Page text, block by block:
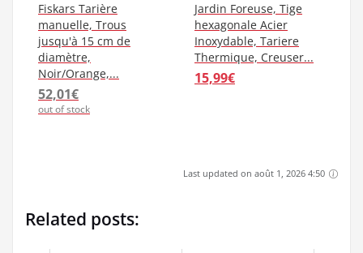
Fiskars Tarière
manuelle, Trous
jusqu'à 15 cm de
diamètre,
Noir/Orange,...
52,01€
out of stock
Jardin Foreuse, Tige
hexagonale Acier
Inoxydable, Tariere
Thermique, Creuser...
15,99€
Last updated on août 1, 2026 4:50
Related posts: